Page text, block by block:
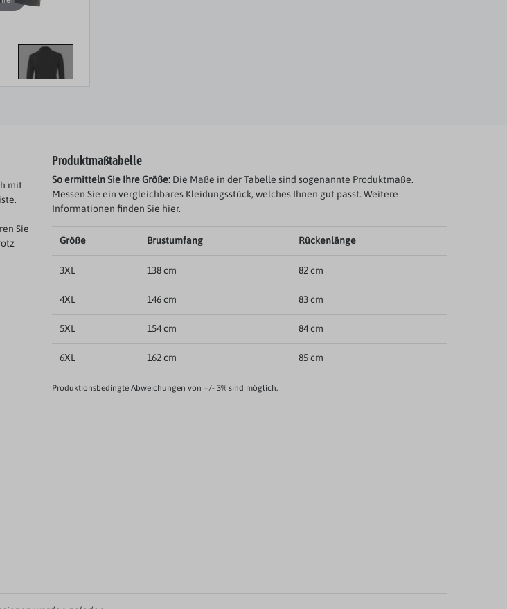
mit
Sie
Produktmaßtabelle
So ermitteln Sie Ihre Größe: Die Maße in der Tabelle sind sogenannte Produktmaße.
Messen Sie ein vergleichbares Kleidungsstück, welches Ihnen gut passt. Weitere
Informationen finden Sie hier.
Größe Brustumfang Rückenlänge
3XL 138 cm 82 cm
4XL 146 cm 83 cm
5XL 154 cm 84 cm
6XL 162 cm 85 cm
Produktionsbedingte Abweichungen von +/- 3% sind möglich.